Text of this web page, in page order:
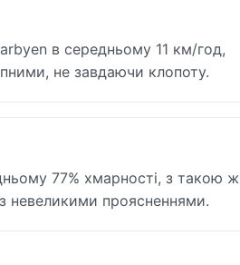
в середньому 11 км/год,
не завдаючи клопоту.
77% хмарності, з такою ж
невеликими проясненнями.